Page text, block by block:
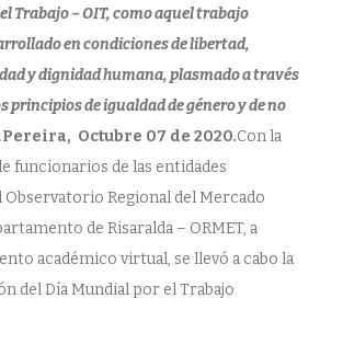
Trabajo – OIT, como aquel trabajo
en condiciones de libertad,
y dignidad humana, plasmado a través
principios de igualdad de género y de no
Pereira, Octubre 07 de 2020.Con la
funcionarios de las entidades
Regional del Mercado
de Risaralda – ORMET, a
académico virtual, se llevó a cabo la
del Día Mundial por el Trabajo